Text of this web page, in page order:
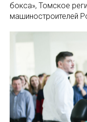
бокса», Томское
машиностроителей